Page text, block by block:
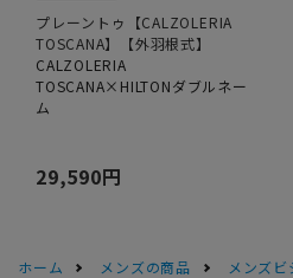
プレーントゥ【CALZOLERIA
TOSCANA】【外羽根式】
CALZOLERIA
TOSCANA×HILTONダブルネー
ム
29,590円
ホーム メンズの商品 メンズビ